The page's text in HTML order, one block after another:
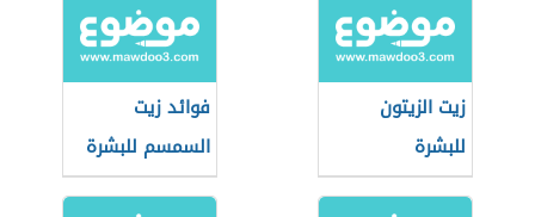
زيت الزيتون
للبشرة
فوائد زيت
السمسم للبشرة